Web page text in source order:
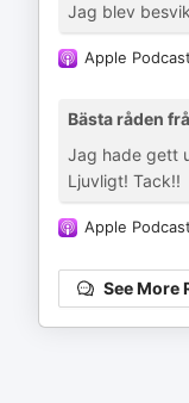
Jag blev
Apple
Bästa råden
Jag hade gett
Ljuvligt! Tack!!
Apple
See More